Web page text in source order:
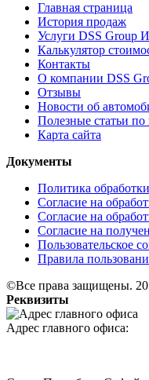
Главная страница
История продаж
Услуги DSS Group
Калькулятор
Контакты
О компании DSS
Отзывы
Новости об
Полезные статьи по
Карта сайта
Документы
Политика
Согласие на
Согласие на
Согласие на
Пользовательское
Правила
©Все права защищены.
Реквизиты
Адрес главного офиса: